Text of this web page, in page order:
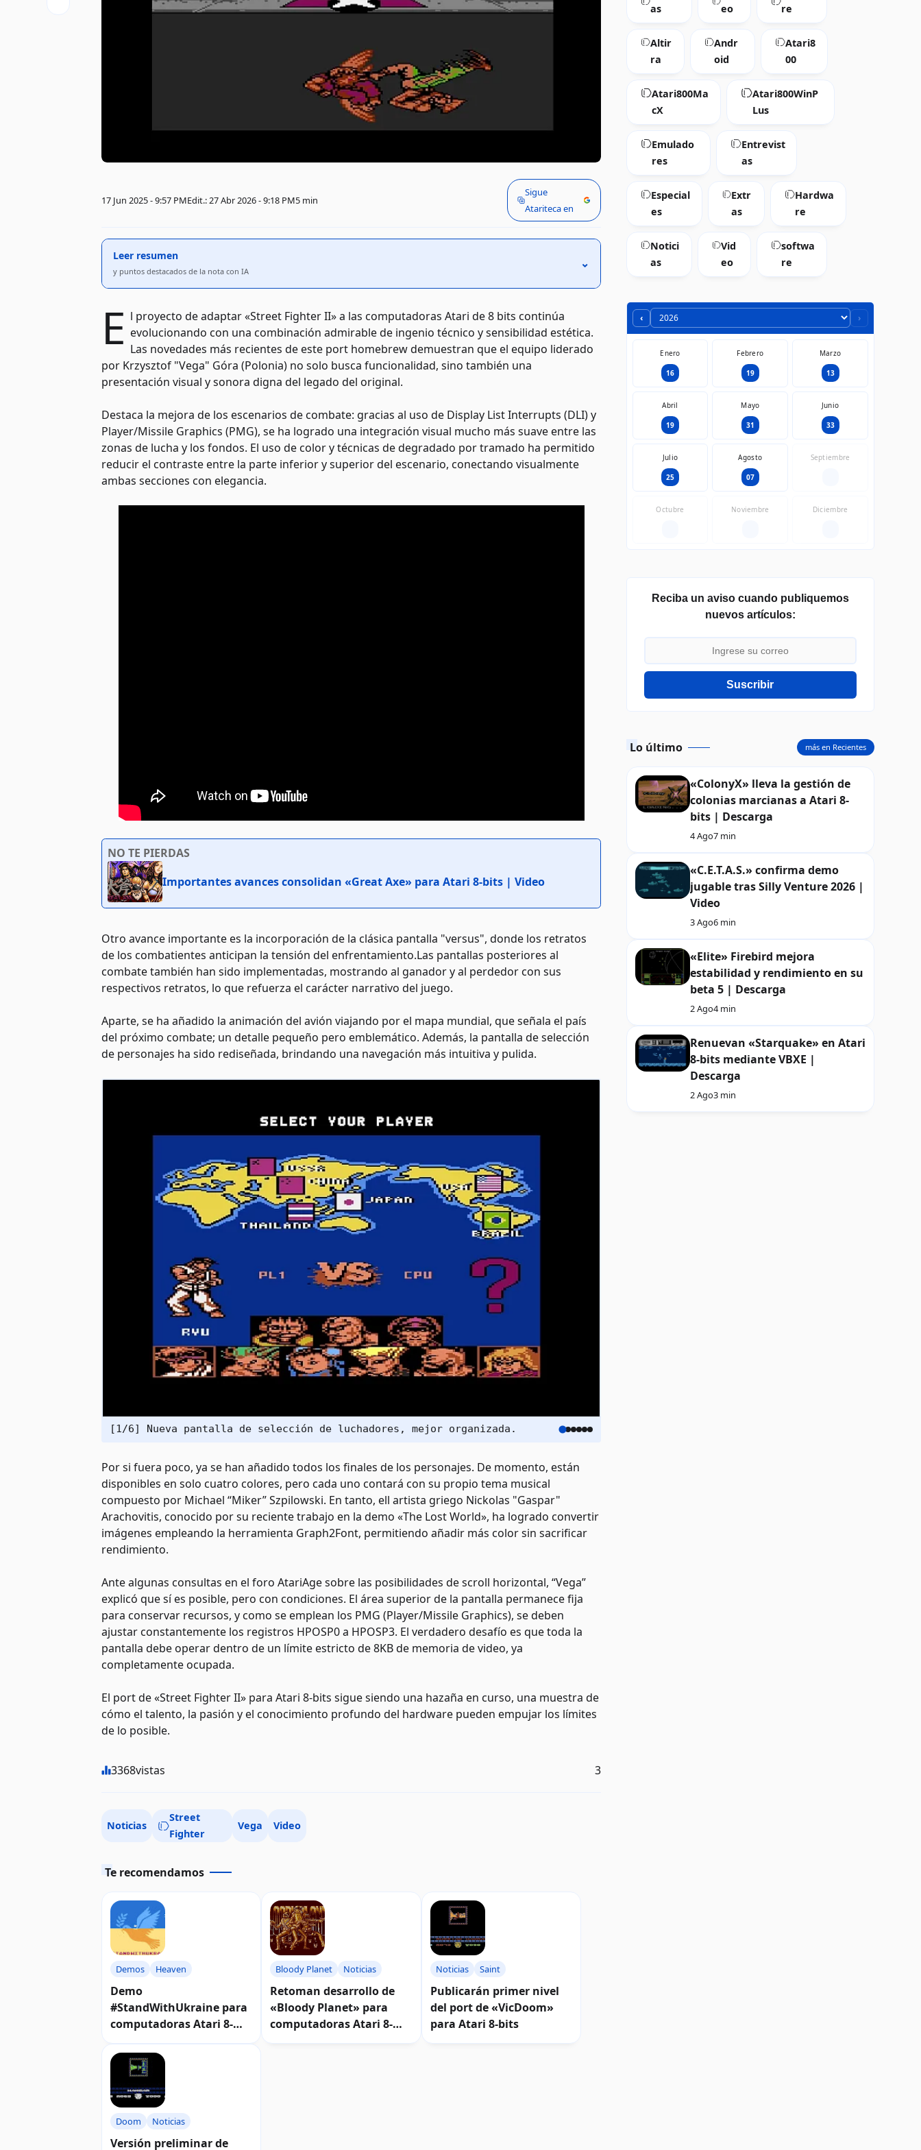
17 Jun 2025 - 9:57 PMEdit.: 27 Abr 2026 - 9:18 PM5 min
Sigue
Atariteca en
Leer resumen
y puntos destacados de la nota con IA
⌃
E l proyecto de adaptar «Street Fighter II» a las computadoras Atari de 8 bits continúa
evolucionando con una combinación admirable de ingenio técnico y sensibilidad estética.
Las novedades más recientes de este port homebrew demuestran que el equipo liderado
por Krzysztof "Vega" Góra (Polonia) no solo busca funcionalidad, sino también una
presentación visual y sonora digna del legado del original.
Destaca la mejora de los escenarios de combate: gracias al uso de Display List Interrupts (DLI) y
Player/Missile Graphics (PMG), se ha logrado una integración visual mucho más suave entre las
zonas de lucha y los fondos. El uso de color y técnicas de degradado por tramado ha permitido
reducir el contraste entre la parte inferior y superior del escenario, conectando visualmente
ambas secciones con elegancia.
NO TE PIERDAS
Importantes avances consolidan «Great Axe» para Atari 8-bits | Video
Otro avance importante es la incorporación de la clásica pantalla "versus", donde los retratos
de los combatientes anticipan la tensión del enfrentamiento.Las pantallas posteriores al
combate también han sido implementadas, mostrando al ganador y al perdedor con sus
respectivos retratos, lo que refuerza el carácter narrativo del juego.
Aparte, se ha añadido la animación del avión viajando por el mapa mundial, que señala el país
del próximo combate; un detalle pequeño pero emblemático. Además, la pantalla de selección
de personajes ha sido rediseñada, brindando una navegación más intuitiva y pulida.
[1/6] Nueva pantalla de selección de luchadores, mejor organizada.
Por si fuera poco, ya se han añadido todos los finales de los personajes. De momento, están
disponibles en solo cuatro colores, pero cada uno contará con su propio tema musical
compuesto por Michael “Miker” Szpilowski. En tanto, ell artista griego Nickolas "Gaspar"
Arachovitis, conocido por su reciente trabajo en la demo «The Lost World», ha logrado convertir
imágenes empleando la herramienta Graph2Font, permitiendo añadir más color sin sacrificar
rendimiento.
Ante algunas consultas en el foro AtariAge sobre las posibilidades de scroll horizontal, “Vega”
explicó que sí es posible, pero con condiciones. El área superior de la pantalla permanece fija
para conservar recursos, y como se emplean los PMG (Player/Missile Graphics), se deben
ajustar constantemente los registros HPOSP0 a HPOSP3. El verdadero desafío es que toda la
pantalla debe operar dentro de un límite estricto de 8KB de memoria de video, ya
completamente ocupada.
El port de «Street Fighter II» para Atari 8-bits sigue siendo una hazaña en curso, una muestra de
cómo el talento, la pasión y el conocimiento profundo del hardware pueden empujar los límites
de lo posible.
3368vistas 3
Noticias
Street
Fighter
Vega Video
Te recomendamos
Demos Heaven
Demo
#StandWithUkraine para
computadoras Atari 8-
Bloody Planet Noticias
Retoman desarrollo de
«Bloody Planet» para
computadoras Atari 8-
Noticias Saint
Publicarán primer nivel
del port de «VicDoom»
para Atari 8-bits
Doom Noticias
Versión preliminar de
as
eo
re
Altir
ra
Andr
oid
Atari8
00
Atari800Ma
cX
Atari800WinP
Lus
Emulado
res
Entrevist
as
Especial
es
Extr
as
Hardwa
re
Notici
as
Vid
eo
softwa
re
‹ ›
Enero
16
Febrero
19
Marzo
13
Abril
19
Mayo
31
Junio
33
Julio
25
Agosto
07
Septiembre
Octubre Noviembre Diciembre
Reciba un aviso cuando publiquemos
nuevos artículos:
Suscribir
Lo último
«ColonyX» lleva la gestión de
colonias marcianas a Atari 8-
bits | Descarga
4 Ago7 min
«C.E.T.A.S.» confirma demo
jugable tras Silly Venture 2026 |
Video
3 Ago6 min
«Elite» Firebird mejora
estabilidad y rendimiento en su
beta 5 | Descarga
2 Ago4 min
Renuevan «Starquake» en Atari
8-bits mediante VBXE |
Descarga
2 Ago3 min
más en Recientes